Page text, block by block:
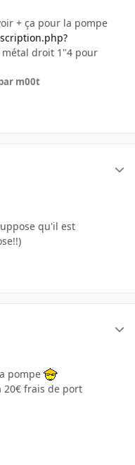
+ ça pour la pompe
droit 1"4 pour
m00t
qu'il est
pompe
20€ frais de port